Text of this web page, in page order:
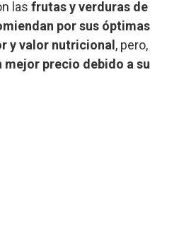
las frutas y verduras de
por sus óptimas
y valor nutricional , pero,
mejor precio debido a su